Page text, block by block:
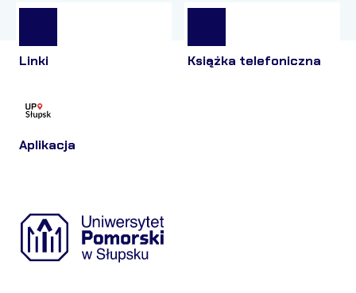
Linki Książka telefoniczna
Aplikacja